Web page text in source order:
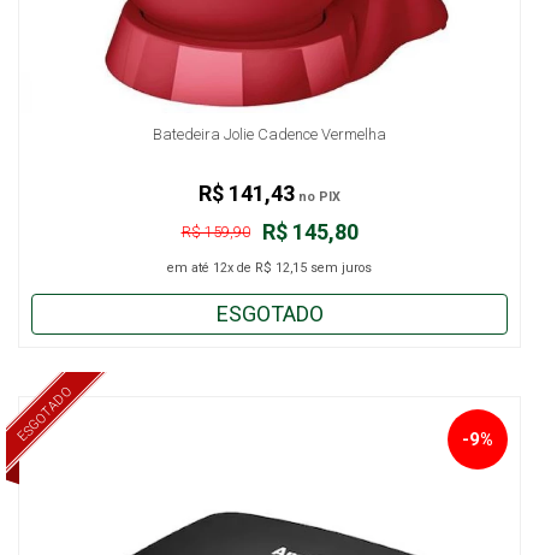
Batedeira Jolie Cadence Vermelha
R$ 145,80
R$ 159,90
em até 12x de R$ 12,15 sem juros
R$ 141,43 no PIX
ESGOTADO
ESGOTADO -9%